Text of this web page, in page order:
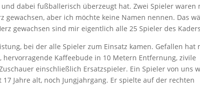
dabei fußballerisch überzeugt hat. Zwei Spieler waren
aber ich möchte keine Namen nennen. Das
gewachsen sind mir eigentlich alle 25 Spieler des
bei der alle Spieler zum Einsatz kamen. Gefallen hat
Kaffeebude in 10 Metern Entfernung, zivile
einschließlich Ersatzspieler. Ein Spieler von uns
Jahre alt, noch Jungjahrgang. Er spielte auf der rechten